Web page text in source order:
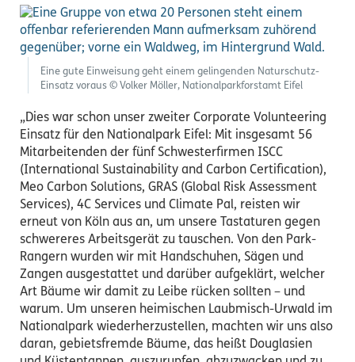
Eine gute Einweisung geht einem gelingenden Naturschutz-
Einsatz voraus © Volker Möller, Nationalparkforstamt Eifel
„Dies war schon unser zweiter Corporate Volunteering
Einsatz für den Nationalpark Eifel: Mit insgesamt 56
Mitarbeitenden der fünf Schwesterfirmen ISCC
(International Sustainability and Carbon Certification),
Meo Carbon Solutions, GRAS (Global Risk Assessment
Services), 4C Services und Climate Pal, reisten wir
erneut von Köln aus an, um unsere Tastaturen gegen
schwereres Arbeitsgerät zu tauschen. Von den Park-
Rangern wurden wir mit Handschuhen, Sägen und
Zangen ausgestattet und darüber aufgeklärt, welcher
Art Bäume wir damit zu Leibe rücken sollten – und
warum. Um unseren heimischen Laubmisch-Urwald im
Nationalpark wiederherzustellen, machten wir uns also
daran, gebietsfremde Bäume, das heißt Douglasien